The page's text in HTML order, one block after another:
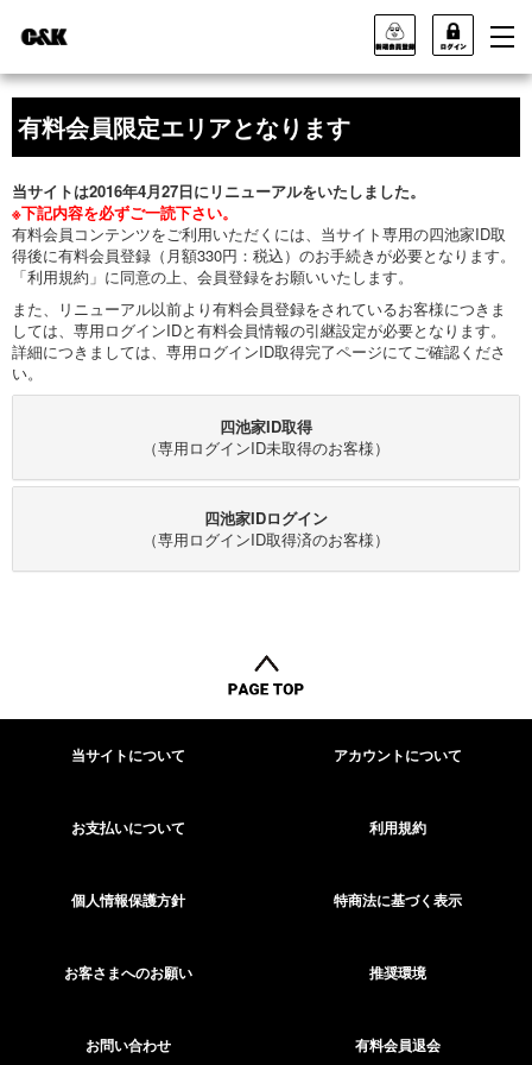
有料会員限定エリアとなります
当サイトは2016年4月27日にリニューアルをいたしました。
※下記内容を必ずご一読下さい。
有料会員コンテンツをご利用いただくには、当サイト専用の四池家ID取
得後に有料会員登録（月額330円：税込）のお手続きが必要となります。
「利用規約」に同意の上、会員登録をお願いいたします。
また、リニューアル以前より有料会員登録をされているお客様につきま
しては、専用ログインIDと有料会員情報の引継設定が必要となります。
詳細につきましては、専用ログインID取得完了ページにてご確認くださ
い。
四池家ID取得
（専用ログインID未取得のお客様）
四池家IDログイン
（専用ログインID取得済のお客様）
当サイトについて アカウントについて
お支払いについて 利用規約
個人情報保護方針 特商法に基づく表示
お客さまへのお願い 推奨環境
お問い合わせ 有料会員退会